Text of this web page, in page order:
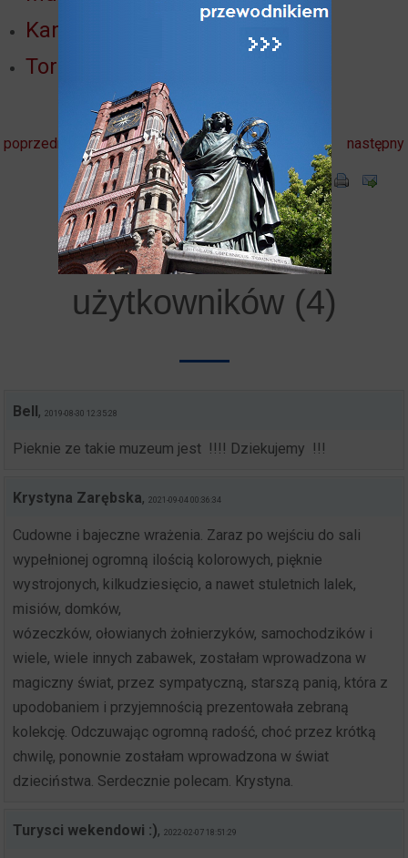
Kamienice ul. M. Kopernika 21
Toruń dla rodzin i dzieci
poprzedni następny
Komentarze
użytkowników (4)
Bell ,2019-08-30 12:35:28
Pieknie ze takie muzeum jest !!!! Dziekujemy !!!
Krystyna Zarębska,2021-09-04 00:36:34
Cudowne i bajeczne wrażenia. Zaraz po wejściu do sali
wypełnionej ogromną ilością kolorowych, pięknie
wystrojonych, kilkudziesięcio, a nawet stuletnich lalek,
misiów, domków,
wózeczków, ołowianych żołnierzyków, samochodzików i
wiele, wiele innych zabawek, zostałam wprowadzona w
magiczny świat, przez sympatyczną, starszą panią, która z
upodobaniem i przyjemnością prezentowała zebraną
kolekcję. Odczuwając ogromną radość, choć przez krótką
chwilę, ponownie zostałam wprowadzona w świat
dzieciństwa. Serdecznie polecam. Krystyna.
Turysci wekendowi :),2022-02-07 18:51:29